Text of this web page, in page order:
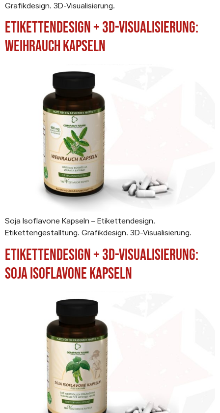
Grafikdesign. 3D-Visualisierung.
Etikettendesign + 3D-Visualisierung:
Weihrauch Kapseln
Soja Isoflavone Kapseln – Etikettendesign.
Etikettengestalltung. Grafikdesign. 3D-Visualisierung.
Etikettendesign + 3D-Visualisierung:
Soja Isoflavone Kapseln